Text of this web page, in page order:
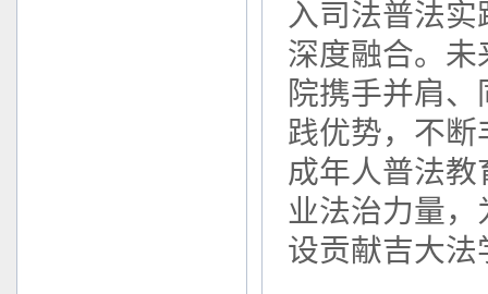
入司法普法
深度融合。
院携手并肩
践优势，不
成年人普法
业法治力量
设贡献吉大法